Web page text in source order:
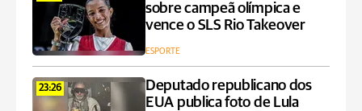
sobre campeã olímpica e
vence o SLS Rio Takeover
ESPORTE
23:26
Deputado republicano dos
EUA publica foto de Lula